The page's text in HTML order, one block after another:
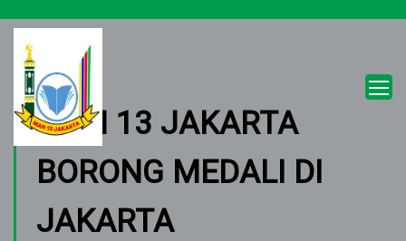
MAN 13 JAKARTA
BORONG MEDALI DI
JAKARTA